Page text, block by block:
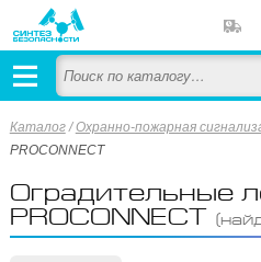
Каталог /Охранно-пожарная
PROCONNECT
Оградительные
PROCONNECT